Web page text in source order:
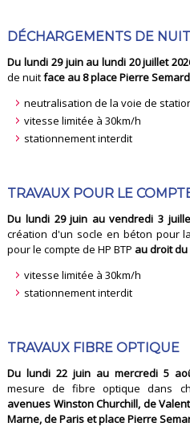
DÉCHARGEMENTS DE NUIT
Du lundi 29 juin au lundi 20 juillet
de nuitface au 8 place Pierre
neutralisation de la voie de
vitesse limitée à 30km/h
stationnement interdit
TRAVAUX POUR LE
Du lundi 29 juin au vendredi 3
création d'un socle en béton pour
pour le compte de HP BTP au droit du
vitesse limitée à 30km/h
stationnement interdit
TRAVAUX FIBRE OPTIQUE
Du lundi 22 juin au mercredi 5
mesure de fibre optique dans
avenues Winston Churchill, de
Marne, de Paris et place Pierre